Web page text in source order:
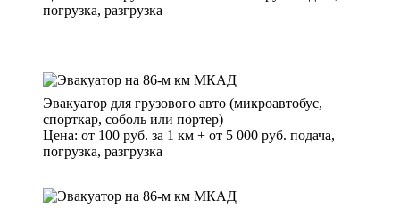
погрузка, разгрузка
Эвакуатор для грузового авто (микроавтобус,
спорткар, соболь или портер)
Цена: от 100 руб. за 1 км + от 5 000 руб. подача,
погрузка, разгрузка